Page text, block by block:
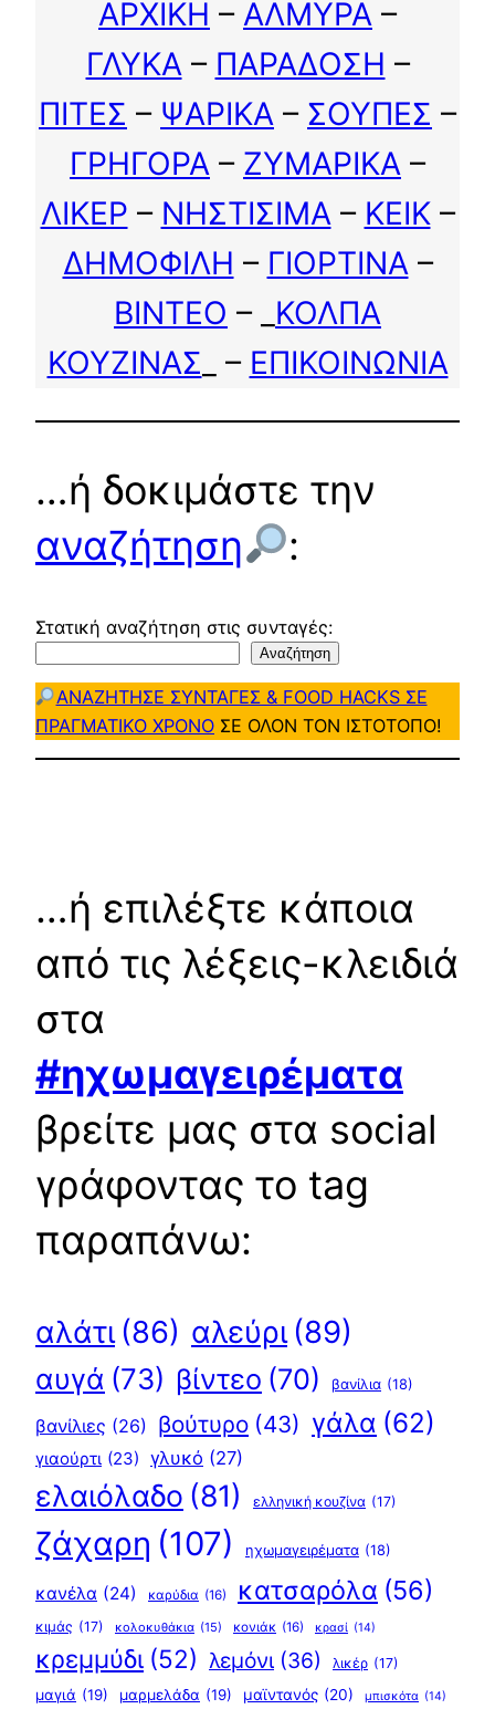
ΑΡΧΙΚΗ – ΑΛΜΥΡΑ –
ΓΛΥΚΑ– ΠΑΡΑΔΟΣΗ –
ΠΙΤΕΣ – ΨΑΡΙΚΑ – ΣΟΥΠΕΣ –
ΓΡΗΓΟΡΑ – ΖΥΜΑΡΙΚΑ –
ΛΙΚΕΡ – ΝΗΣΤΙΣΙΜΑ– ΚΕΙΚ–
ΔΗΜΟΦΙΛΗ – ΓΙΟΡΤΙΝΑ–
ΒΙΝΤΕΟ – _ ΚΟΛΠΑ
ΚΟΥΖΙΝΑΣ _ – ΕΠΙΚΟΙΝΩΝΙΑ
…ή δοκιμάστε την
αναζήτηση
:
Στατική αναζήτηση στις συνταγές:
Αναζήτηση
ΑΝΑΖΗΤΗΣΕ ΣΥΝΤΑΓΕΣ & FOOD HACKS ΣΕ
ΠΡΑΓΜΑΤΙΚΟ ΧΡΟΝΟ ΣΕ ΟΛΟΝ ΤΟΝ ΙΣΤΟΤΟΠΟ!
…ή επιλέξτε κάποια
από τις λέξεις-κλειδιά
στα
#ηχωμαγειρέματα
βρείτε μας στα social
γράφοντας το tag
παραπάνω:
αλάτι (86) αλεύρι (89)
αυγά (73) βίντεο (70) βανίλια (18)
βανίλιες (26) βούτυρο (43) γάλα (62)
γιαούρτι (23) γλυκό (27)
ελαιόλαδο (81) ελληνική κουζίνα (17)
ζάχαρη (107) ηχωμαγειρέματα (18)
κανέλα (24) καρύδια (16) κατσαρόλα (56)
κιμάς (17) κολοκυθάκια (15) κονιάκ (16) κρασί (14)
κρεμμύδι (52) λεμόνι (36) λικέρ (17)
μαγιά (19) μαρμελάδα (19) μαϊντανός (20) μπισκότα (14)